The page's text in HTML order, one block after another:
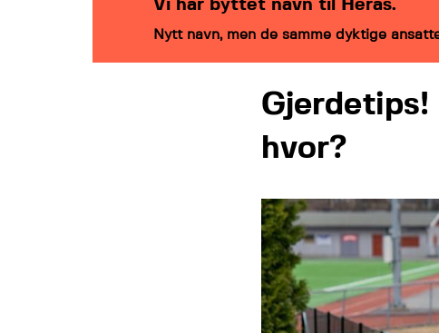
Vi har byttet navn til Heras.
Nytt navn, men de samme dyktige
Gjerdetips!
hvor?